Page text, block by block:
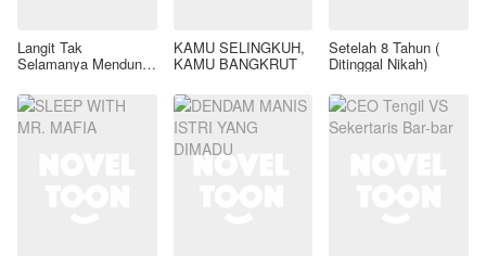
Langit Tak
Selamanya Mendung,
KAMU SELINGKUH,
KAMU BANGKRUT
Setelah 8 Tahun (
Ditinggal Nikah)